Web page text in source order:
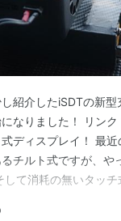
紹介したiSDTの新
なりました！ リンク
ディスプレイ！ 最
るチルト式ですが、や
して消耗の無いタッチ